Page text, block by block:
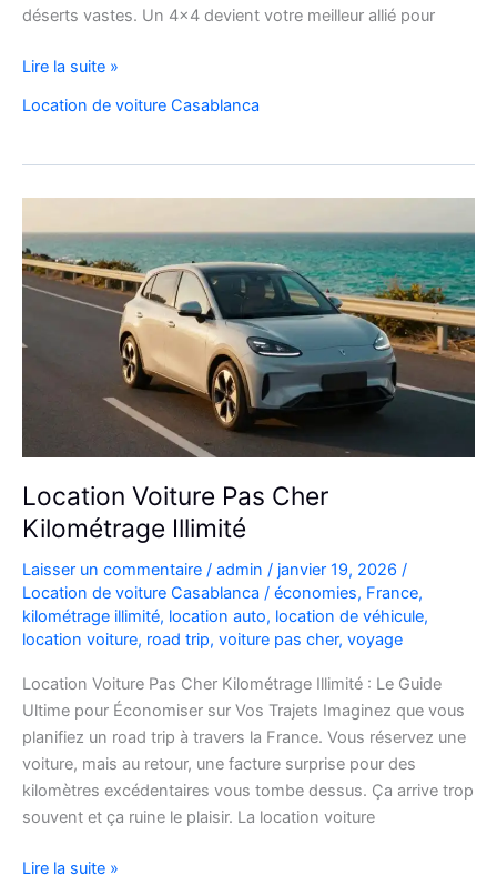
déserts vastes. Un 4×4 devient votre meilleur allié pour
location
voiture
au
Maroc
explorer
l’Atlas
Lire la suite »
Location de voiture Casablanca
Location Voiture Pas Cher
Kilométrage Illimité
Laisser un commentaire / admin / janvier 19, 2026 /
Location de voiture Casablanca / économies, France,
kilométrage illimité, location auto, location de véhicule,
location voiture, road trip, voiture pas cher, voyage
Location Voiture Pas Cher Kilométrage Illimité : Le Guide
Ultime pour Économiser sur Vos Trajets Imaginez que vous
planifiez un road trip à travers la France. Vous réservez une
voiture, mais au retour, une facture surprise pour des
kilomètres excédentaires vous tombe dessus. Ça arrive trop
souvent et ça ruine le plaisir. La location voiture
Location
Lire la suite »